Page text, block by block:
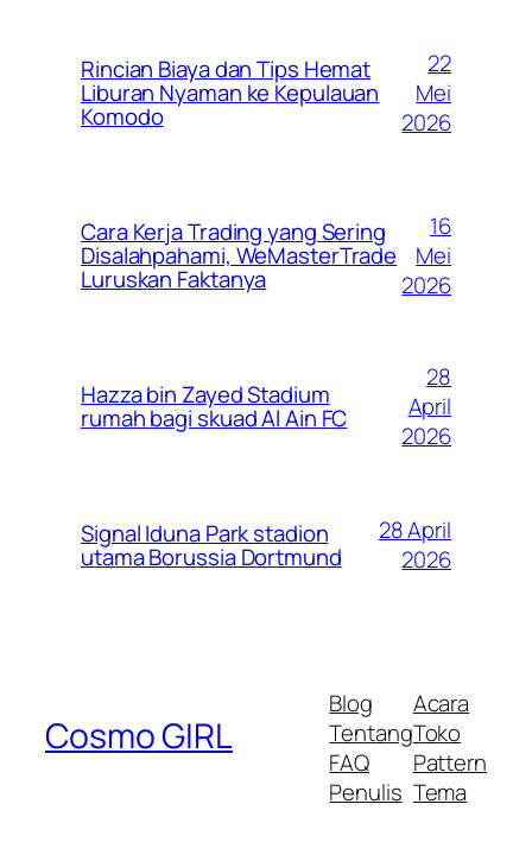
Rincian Biaya dan Tips Hemat
Liburan Nyaman ke Kepulauan
Komodo
22
Mei
2026
Cara Kerja Trading yang Sering
Disalahpahami, WeMasterTrade
Luruskan Faktanya
16
Mei
2026
Hazza bin Zayed Stadium
rumah bagi skuad Al Ain FC
28
April
2026
Signal Iduna Park stadion
utama Borussia Dortmund
28 April
2026
Cosmo GIRL
Blog
Tentang
FAQ
Penulis
Acara
Toko
Pattern
Tema